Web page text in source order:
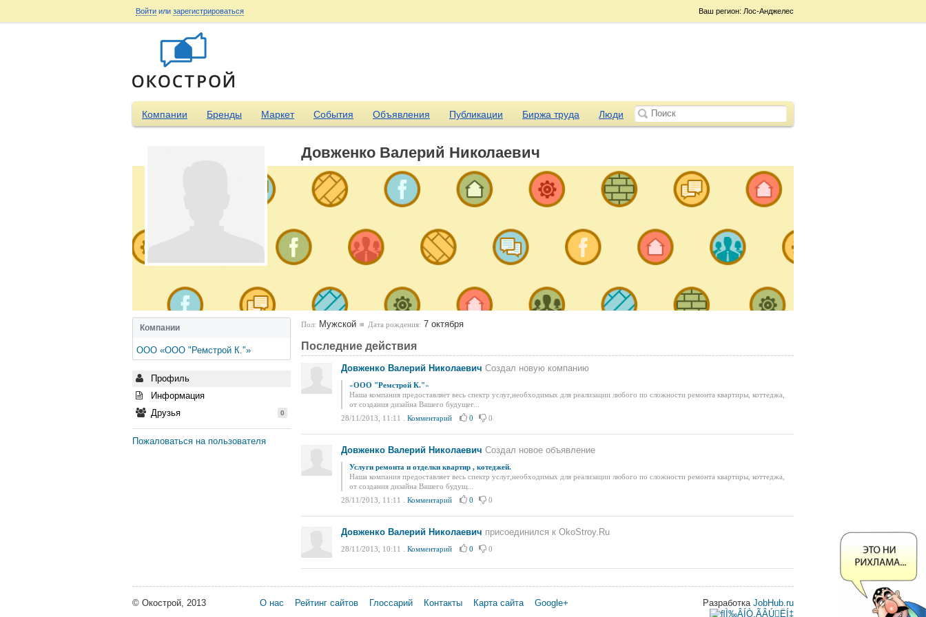
Ваш регион: Лос-Анджелес
Войти или зарегистрироваться
Компании Бренды Маркет События Объявления Публикации Биржа труда Люди
Компании
ООО «ООО "Ремстрой К."»
Профиль
Информация
Друзья
0
Пожаловаться на пользователя
Довженко Валерий Николаевич
Пол: Мужской Дата рождения: 7 октября
Последние действия
Довженко Валерий Николаевич Создал новую компанию
«ООО "Ремстрой К."»
Наша компания предоставляет весь спектр услуг,необходимых для реализации любого по сложности ремонта квартиры, коттеджа,
от создания дизайна Вашего будущег...
28/11/2013, 11:11
Комментарий 0 0
Довженко Валерий Николаевич Создал новое объявление
Услуги ремонта и отделки квартир , котеджей.
Наша компания предоставляет весь спектр услуг,необходимых для реализации любого по сложности ремонта квартиры, коттеджа,
от создания дизайна Вашего будущ...
28/11/2013, 11:11
Комментарий 0 0
Довженко Валерий Николаевич присоединился к OkoStroy.Ru
28/11/2013, 10:11 Комментарий 0 0
© Окострой, 2013 О нас Рейтинг сайтов Глоссарий Контакты Карта сайта Google+ Разработка JobHub.ru